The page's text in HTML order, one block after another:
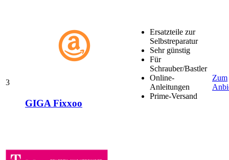
3
GIGA Fixxoo
Ersatzteile zur
Selbstreparatur
Sehr günstig
Für
Schrauber/Bastler
Online-
Anleitungen
Prime-Versand
Zum